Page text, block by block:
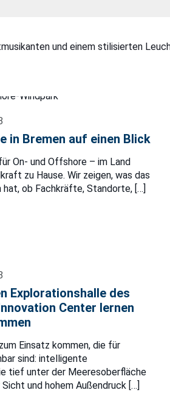
in Bremen auf einen Blick
On- und Offshore – im Land
zu Hause. Wir zeigen, was das
hat, ob Fachkräfte, Standorte, […]
Explorationshalle des
Center lernen
Einsatz kommen, die für
sind: intelligente
tief unter der Meeresoberfläche
und hohem Außendruck […]